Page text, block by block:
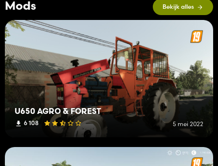
Mods Bekijk alles
U650 AGRO & FOREST
6 108 5 mei 2022